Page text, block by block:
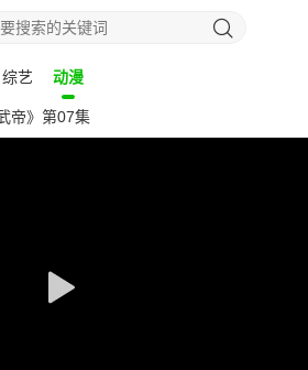
综艺 动漫
帝》第07集